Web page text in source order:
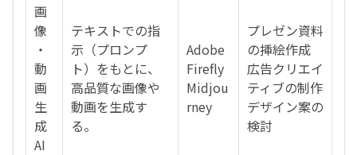
画
像
・
動
画
生
成
AI
テキストでの指
示（プロンプ
ト）をもとに、
高品質な画像や
動画を生成す
る。
Adobe
Firefly
Midjou
rney
プレゼン資料
の挿絵作成
広告クリエイ
ティブの制作
デザイン案の
検討